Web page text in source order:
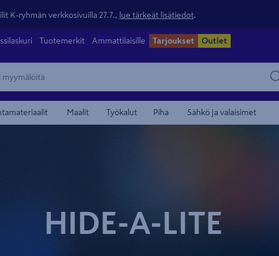
K-ryhmän verkkosivuilla 27.7., lue tärkeät lisätiedot
Tuotemerkit Ammattilaisille Tarjoukset Outlet
Maalit Työkalut Piha Sähkö ja valaisimet
HIDE-A-LITE